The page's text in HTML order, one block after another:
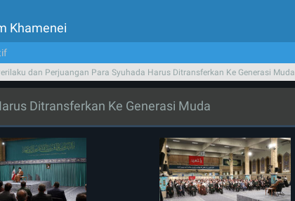
Khamenei
dan Perjuangan Para Syuhada Harus Ditransferkan Ke Generasi Muda
Ditransferkan Ke Generasi Muda